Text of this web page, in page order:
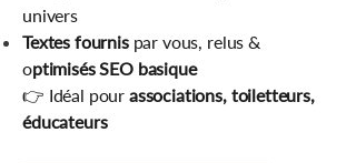
univers
Textes fournis par vous, relus &
optimisés SEO basique
👉 Idéal pour associations, toiletteurs,
éducateurs